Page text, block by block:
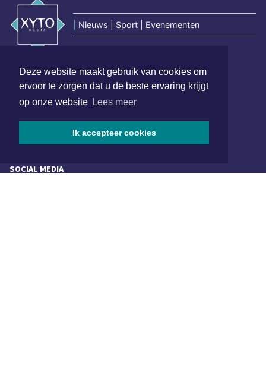
Deze website maakt gebruik van cookies om
ervoor te zorgen dat u de beste ervaring krijgt
op onze website Lees meer
Ik accepteer cookies
Nieuws | Sport | Evenementen
Hoofdvestiging:
van Benthuizenlaan 1
1701 BZ Heerhugowaard
redactie@xyto.nl
www.xyto.nl
SOCIAL MEDIA